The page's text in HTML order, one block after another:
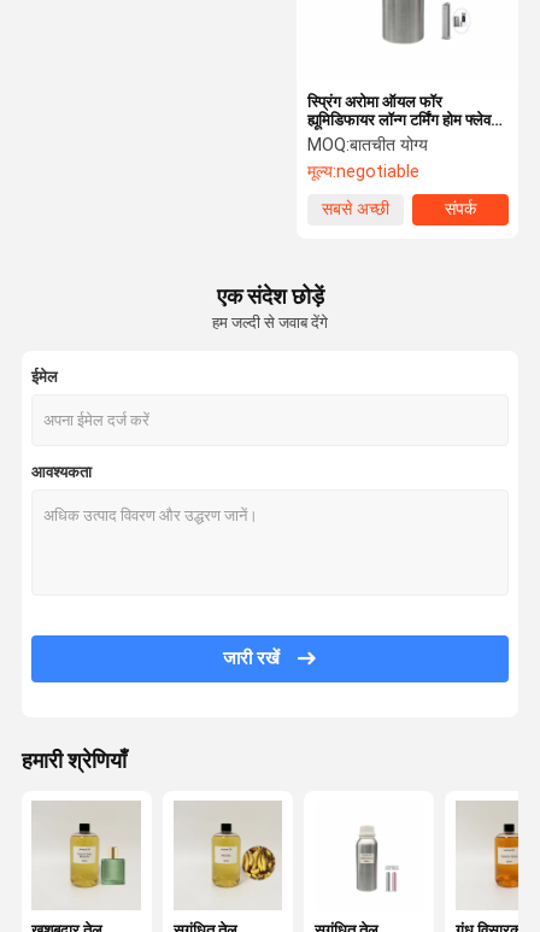
घर उत्पाद
स्प्रिंग अरोमा ऑयल फॉर
ह्यूमिडिफायर लॉन्ग टर्मिंग होम फ्लेवर्स
ऑयल
MOQ:बातचीत योग्य
मूल्य:negotiable
सबसे अच्छी
संपर्क
एक संदेश छोड़ें
हम जल्दी से जवाब देंगे
ईमेल
आवश्यकता
जारी रखें
हमारी श्रेणियाँ